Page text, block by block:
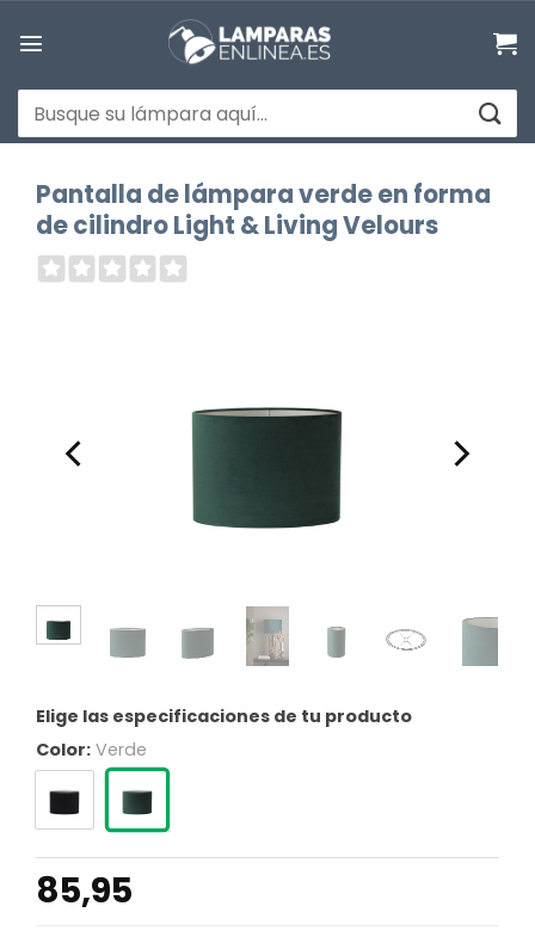
Buscar
por:
Pantalla de lámpara verde en forma
de cilindro Light & Living Velours
Elige las especificaciones de tu producto
Color: Verde
85,95